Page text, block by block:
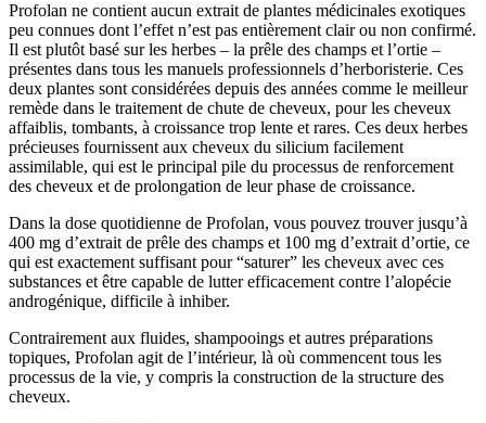
Profolan ne contient aucun extrait de plantes médicinales exotiques
peu connues dont l’effet n’est pas entièrement clair ou non confirmé.
Il est plutôt basé sur les herbes – la prêle des champs et l’ortie –
présentes dans tous les manuels professionnels d’herboristerie. Ces
deux plantes sont considérées depuis des années comme le meilleur
remède dans le traitement de chute de cheveux, pour les cheveux
affaiblis, tombants, à croissance trop lente et rares. Ces deux herbes
précieuses fournissent aux cheveux du silicium facilement
assimilable, qui est le principal pile du processus de renforcement
des cheveux et de prolongation de leur phase de croissance.
Dans la dose quotidienne de Profolan, vous pouvez trouver jusqu’à
400 mg d’extrait de prêle des champs et 100 mg d’extrait d’ortie, ce
qui est exactement suffisant pour “saturer” les cheveux avec ces
substances et être capable de lutter efficacement contre l’alopécie
androgénique, difficile à inhiber.
Contrairement aux fluides, shampooings et autres préparations
topiques, Profolan agit de l’intérieur, là où commencent tous les
processus de la vie, y compris la construction de la structure des
cheveux.